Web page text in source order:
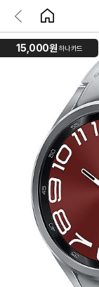
15,000원 하나카드